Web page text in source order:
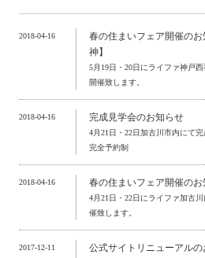
2018-04-16
春の住まいフェア開催の
神】
5月19日・20日にライファ神戸
開催致します。
2018-04-16 完成見学会のお知らせ
4月21日・22日加古川市内にて
完全予約制
2018-04-16 春の住まいフェア開催のお
4月21日・22日にライファ加古
催致します。
2017-12-11 公式サイトリニューアルの